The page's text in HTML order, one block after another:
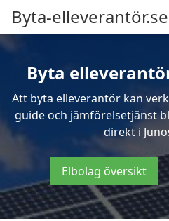
Byta-elleverantör.se
Byta
Att byta elleverantör kan
guide och jämförelsetjänst
direkt i
Elbolag översikt